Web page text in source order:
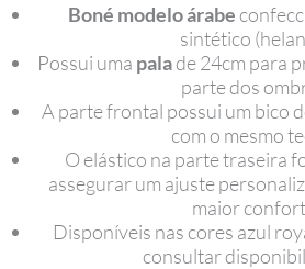
Boné modelo árabe
sintético
Possui uma palade 24cm para
parte dos
A parte frontal possui um bico
com o mesmo
O elástico na parte traseira
assegurar um ajuste
maior
Disponíveis nas cores azul
consultar